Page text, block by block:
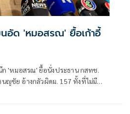
อัด 'หมอสรณ' ยื้อเก้าอี้
ก 'หมอสรณ' ยื้อนั่งประธาน กสทช.
ญชัย อ้างกลัวผิดม. 157 ทั้งที่ไม่มี